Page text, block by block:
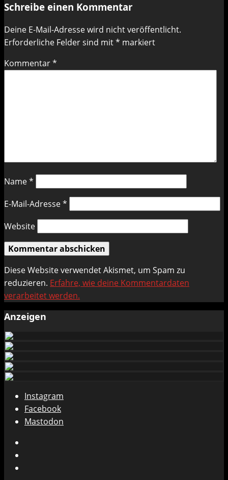
Schreibe einen Kommentar
Deine E-Mail-Adresse wird nicht veröffentlicht.
Erforderliche Felder sind mit* markiert
Kommentar*
Name*
E-Mail-Adresse*
Website
Diese Website verwendet Akismet, um Spam zu
reduzieren. Erfahre, wie deine Kommentardaten
verarbeitet werden.
Anzeigen
Instagram
Facebook
Mastodon